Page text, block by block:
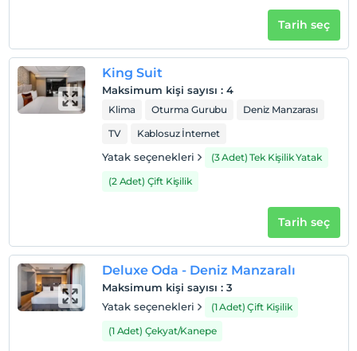
Tarih seç
King Suit
Maksimum kişi sayısı : 4
Klima Oturma Gurubu
Deniz Manzarası
TV
Kablosuz İnternet
Yatak seçenekleri
(3 Adet) Tek Kişilik Yatak
(2 Adet) Çift Kişilik
Tarih seç
Deluxe Oda - Deniz Manzaralı
Maksimum kişi sayısı : 3
Yatak seçenekleri
(1 Adet) Çift Kişilik
(1 Adet) Çekyat/Kanepe